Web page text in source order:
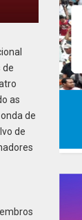
de
as
de
de